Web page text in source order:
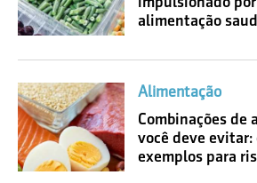
alimentação
Alimentação
Combinações de
você deve evitar:
exemplos para